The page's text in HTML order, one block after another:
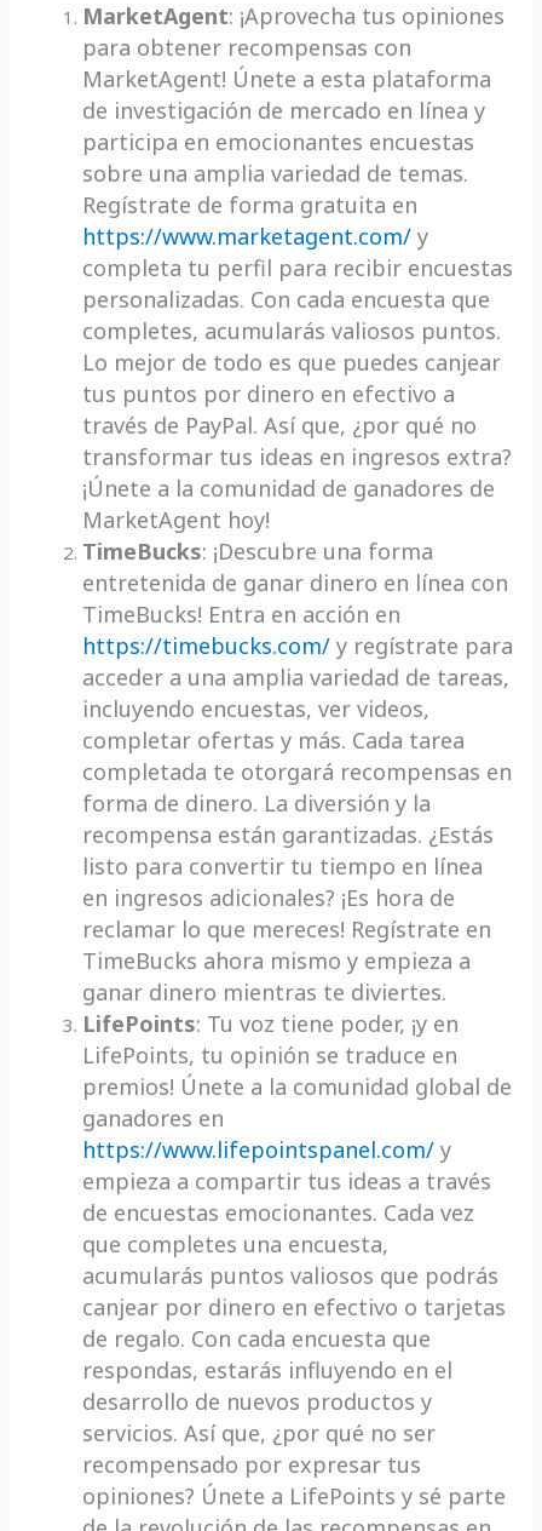
MarketAgent: ¡Aprovecha tus opiniones
para obtener recompensas con
MarketAgent! Únete a esta plataforma
de investigación de mercado en línea y
participa en emocionantes encuestas
sobre una amplia variedad de temas.
Regístrate de forma gratuita en
https://www.marketagent.com/ y
completa tu perfil para recibir encuestas
personalizadas. Con cada encuesta que
completes, acumularás valiosos puntos.
Lo mejor de todo es que puedes canjear
tus puntos por dinero en efectivo a
través de PayPal. Así que, ¿por qué no
transformar tus ideas en ingresos extra?
¡Únete a la comunidad de ganadores de
MarketAgent hoy!
TimeBucks: ¡Descubre una forma
entretenida de ganar dinero en línea con
TimeBucks! Entra en acción en
https://timebucks.com/ y regístrate para
acceder a una amplia variedad de tareas,
incluyendo encuestas, ver videos,
completar ofertas y más. Cada tarea
completada te otorgará recompensas en
forma de dinero. La diversión y la
recompensa están garantizadas. ¿Estás
listo para convertir tu tiempo en línea
en ingresos adicionales? ¡Es hora de
reclamar lo que mereces! Regístrate en
TimeBucks ahora mismo y empieza a
ganar dinero mientras te diviertes.
LifePoints: Tu voz tiene poder, ¡y en
LifePoints, tu opinión se traduce en
premios! Únete a la comunidad global de
ganadores en
https://www.lifepointspanel.com/ y
empieza a compartir tus ideas a través
de encuestas emocionantes. Cada vez
que completes una encuesta,
acumularás puntos valiosos que podrás
canjear por dinero en efectivo o tarjetas
de regalo. Con cada encuesta que
respondas, estarás influyendo en el
desarrollo de nuevos productos y
servicios. Así que, ¿por qué no ser
recompensado por expresar tus
opiniones? Únete a LifePoints y sé parte